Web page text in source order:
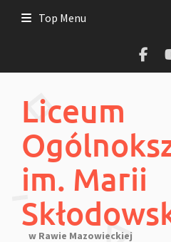
Top Menu
Liceum
im. Marii
w Rawie Mazowieckiej